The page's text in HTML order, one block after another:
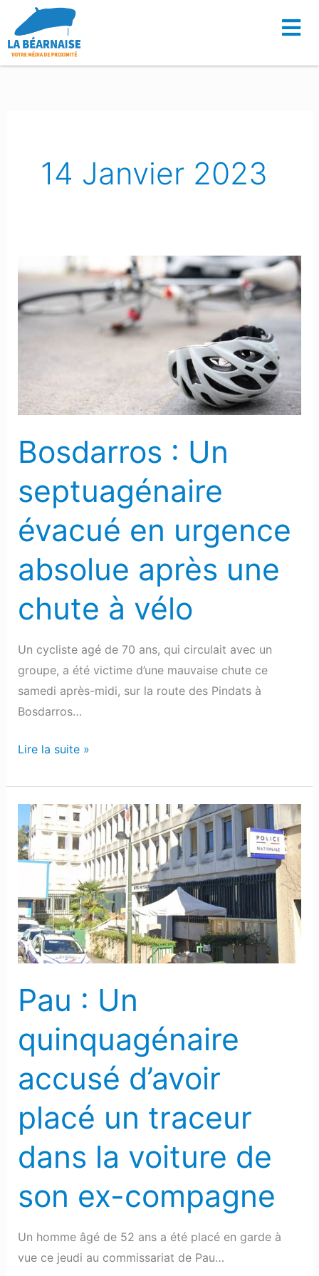
contenu
14 Janvier 2023
Bosdarros : Un
septuagénaire
évacué en urgence
absolue après une
chute à vélo
Un cycliste agé de 70 ans, qui circulait avec un
groupe, a été victime d’une mauvaise chute ce
samedi après-midi, sur la route des Pindats à
Bosdarros…
Bosdarros :
septuagénaire
après
chute
vélo
Lire la suite »
Pau : Un
quinquagénaire
accusé d’avoir
placé un traceur
dans la voiture de
son ex-compagne
Un homme âgé de 52 ans a été placé en garde à
vue ce jeudi au commissariat de Pau…
Pau :
Un
quinquagénaire
accusé
d’avoir
placé
un
traceur
la
de
son
ex-